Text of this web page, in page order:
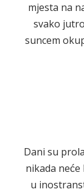
mjesta na
svako
suncem
Dani su
nikada
u